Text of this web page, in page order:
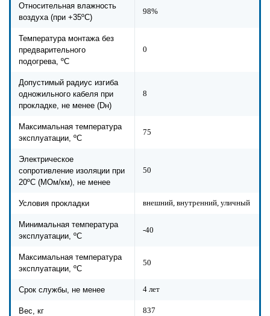
Относительная влажность
воздуха (при +35ºС)
98%
Температура монтажа без
предварительного
подогрева, ºС
0
Допустимый радиус изгиба
одножильного кабеля при
прокладке, не менее (Dн)
8
Максимальная температура
эксплуатации, ºС
75
Электрическое
сопротивление изоляции при
20ºC (МОм/км), не менее
50
Условия прокладки внешний, внутренний, уличный
Минимальная температура
эксплуатации, ºС
-40
Максимальная температура
эксплуатации, ºС
50
Срок службы, не менее 4 лет
Вес, кг 837